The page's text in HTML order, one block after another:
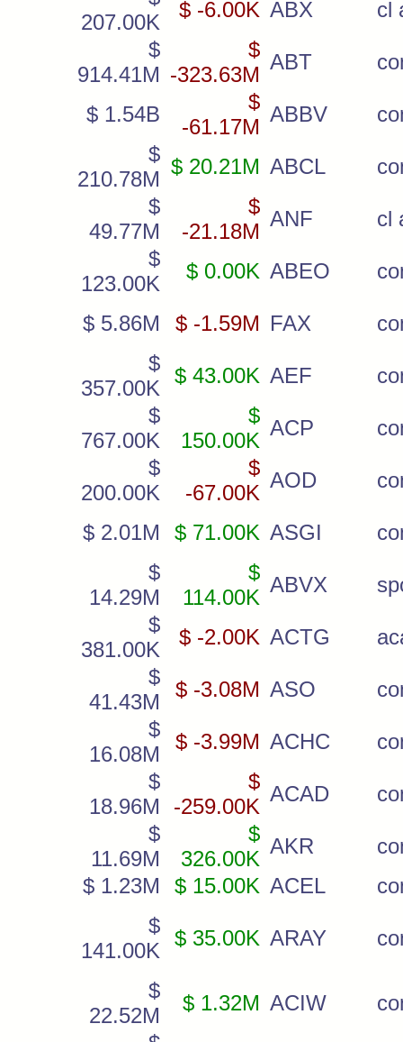
207.00K
$ -6.00K ABX
cl
$
914.41M
$
-323.63M
ABT
$ 1.54B
$
-61.17M
ABBV
$
210.78M
$ 20.21M ABCL
$
49.77M
$
-21.18M
ANF
cl
$
123.00K
$ 0.00K ABEO
$ 5.86M $ -1.59M FAX
$
357.00K
$ 43.00K AEF
$
767.00K
$
150.00K
ACP
$
200.00K
$
-67.00K
AOD
$ 2.01M $ 71.00K ASGI
$
14.29M
$
114.00K
ABVX
$
381.00K
$ -2.00K ACTG
$
41.43M
$ -3.08M ASO
$
16.08M
$ -3.99M ACHC
$
18.96M
$
-259.00K
ACAD
$
11.69M
$
326.00K
AKR
$ 1.23M
$ 15.00K ACEL
$
141.00K
$ 35.00K ARAY
$
22.52M
$ 1.32M ACIW